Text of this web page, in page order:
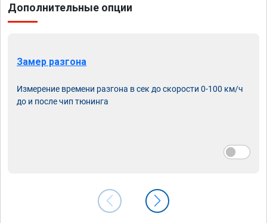
Дополнительные опции
Замер разгона
Измерение времени разгона в сек до скорости 0-100 км/ч
до и после чип тюнинга